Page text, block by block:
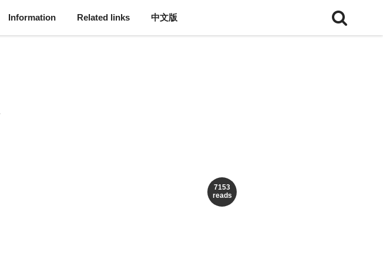
Information Related links 中文版
7153
reads